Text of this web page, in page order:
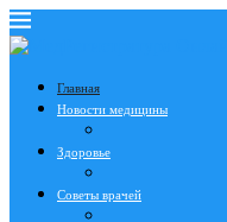
Главная
Новости медицины
Здоровье
Советы врачей